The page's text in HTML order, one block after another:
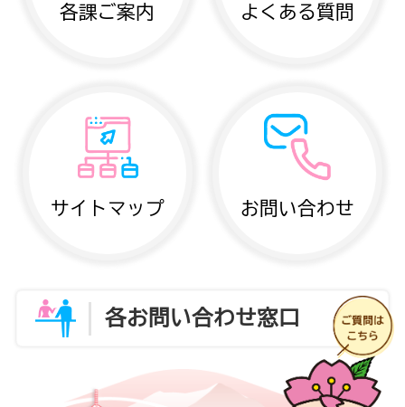
各課ご案内 よくある質問
サイトマップ お問い合わせ
各お問い合わせ窓口